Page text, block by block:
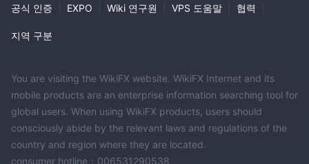
공식 인증 EXPO Wiki 연구원 VPS 도움말 협력
지역 구분
You are visiting the WikiFX website. WikiFX Internet and its
mobile products are an enterprise information searching tool for
global users. When using WikiFX products, users should
consciously abide by the relevant laws and regulations of the
country and region where they are located.
consumer hotline：006531290538